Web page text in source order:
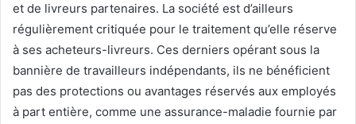
et de livreurs partenaires. La société est d’ailleurs
régulièrement critiquée pour le traitement qu’elle réserve
à ses acheteurs-livreurs. Ces derniers opérant sous la
bannière de travailleurs indépendants, ils ne bénéficient
pas des protections ou avantages réservés aux employés
à part entière, comme une assurance-maladie fournie par